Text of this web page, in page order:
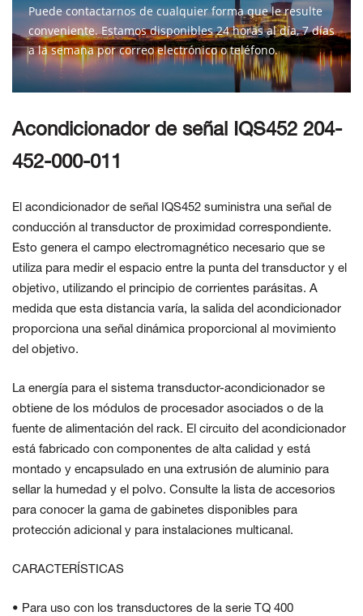
Puede contactarnos de cualquier forma que le resulte
conveniente. Estamos disponibles 24 horas al día, 7 días
a la semana por correo electrónico o teléfono.
CONTÁCTENOS
Acondicionador de señal IQS452 204-
452-000-011
El acondicionador de señal IQS452 suministra una señal de
conducción al transductor de proximidad correspondiente.
Esto genera el campo electromagnético necesario que se
utiliza para medir el espacio entre la punta del transductor y el
objetivo, utilizando el principio de corrientes parásitas. A
medida que esta distancia varía, la salida del acondicionador
proporciona una señal dinámica proporcional al movimiento
del objetivo.
La energía para el sistema transductor-acondicionador se
obtiene de los módulos de procesador asociados o de la
fuente de alimentación del rack. El circuito del acondicionador
está fabricado con componentes de alta calidad y está
montado y encapsulado en una extrusión de aluminio para
sellar la humedad y el polvo. Consulte la lista de accesorios
para conocer la gama de gabinetes disponibles para
protección adicional y para instalaciones multicanal.
CARACTERÍSTICAS
• Para uso con los transductores de la serie TQ 400